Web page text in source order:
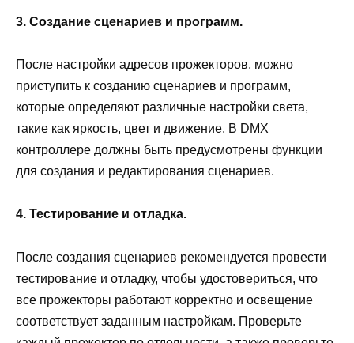
3. Создание сценариев и программ.
После настройки адресов прожекторов, можно
приступить к созданию сценариев и программ,
которые определяют различные настройки света,
такие как яркость, цвет и движение. В DMX
контроллере должны быть предусмотрены функции
для создания и редактирования сценариев.
4. Тестирование и отладка.
После создания сценариев рекомендуется провести
тестирование и отладку, чтобы удостовериться, что
все прожекторы работают корректно и освещение
соответствует заданным настройкам. Проверьте